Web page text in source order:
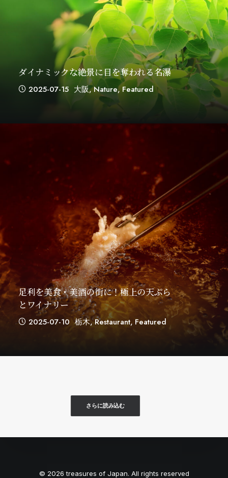
ダイナミックな絶景に目を奪われる名瀑
2025-07-15 大阪,Nature, Featured
足利を美食・美酒の街に！極上の天ぷら
とワイナリー
2025-07-10 栃木,Restaurant, Featured
さらに読み込む
© 2026 treasures of Japan. All rights reserved